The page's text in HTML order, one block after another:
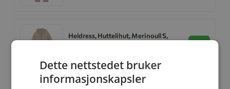
Heldress, Huttelihut, Merinoull S,
Dette nettstedet bruker
informasjonskapsler